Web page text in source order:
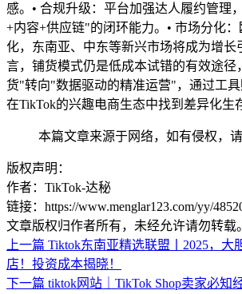
感。• 合规升级：平台加强达人履约管理
+内容+供应链"的闭环能力。• 市场分化
化，东南亚、中东等新兴市场将成为增长
言，铺货模式仍是低成本试错的有效途径
货"转向"数据驱动的精准运营"，通过工具
在TikTok的兴趣电商生态中找到差异化生
本篇文章来源于网络，如有侵权，
版权声明：
作者：TikTok-达秘
链接：https://www.menglar123.com/yy/
文章版权归作者所有，未经允许请勿转载。
上一篇 Tiktok东南亚精选联盟丨2025，大
店！投资成本揭晓！
下一篇 tiktok网站｜TikTok Shop卖家必知